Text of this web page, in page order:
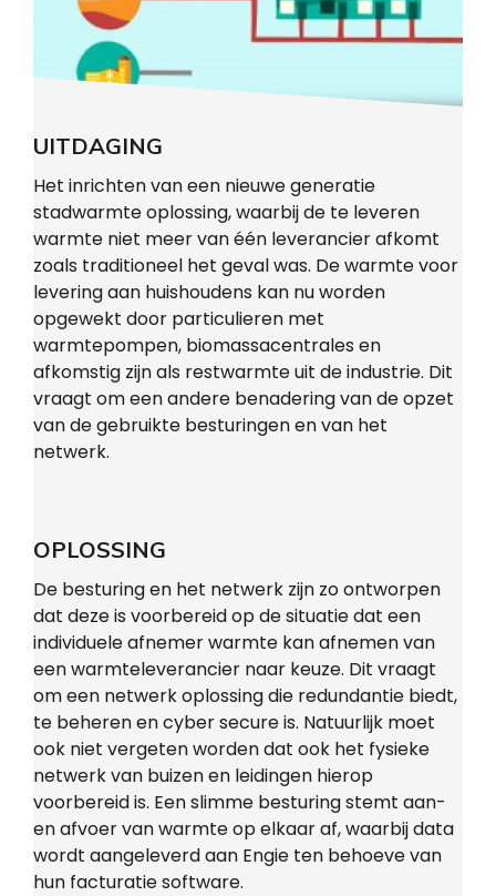
UITDAGING
Het inrichten van een nieuwe generatie
stadwarmte oplossing, waarbij de te leveren
warmte niet meer van één leverancier afkomt
zoals traditioneel het geval was. De warmte voor
levering aan huishoudens kan nu worden
opgewekt door particulieren met
warmtepompen, biomassacentrales en
afkomstig zijn als restwarmte uit de industrie. Dit
vraagt om een andere benadering van de opzet
van de gebruikte besturingen en van het
netwerk.
OPLOSSING
De besturing en het netwerk zijn zo ontworpen
dat deze is voorbereid op de situatie dat een
individuele afnemer warmte kan afnemen van
een warmteleverancier naar keuze. Dit vraagt
om een netwerk oplossing die redundantie biedt,
te beheren en cyber secure is. Natuurlijk moet
ook niet vergeten worden dat ook het fysieke
netwerk van buizen en leidingen hierop
voorbereid is. Een slimme besturing stemt aan-
en afvoer van warmte op elkaar af, waarbij data
wordt aangeleverd aan Engie ten behoeve van
hun facturatie software.